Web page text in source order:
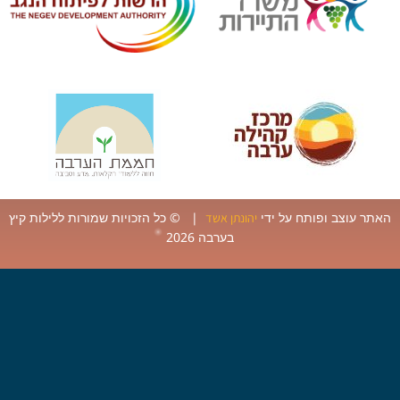
עוצב ופותח על ידייהונתן אשד | © כל הזכויות שמורות ללילות קיץ
בערבה 2026